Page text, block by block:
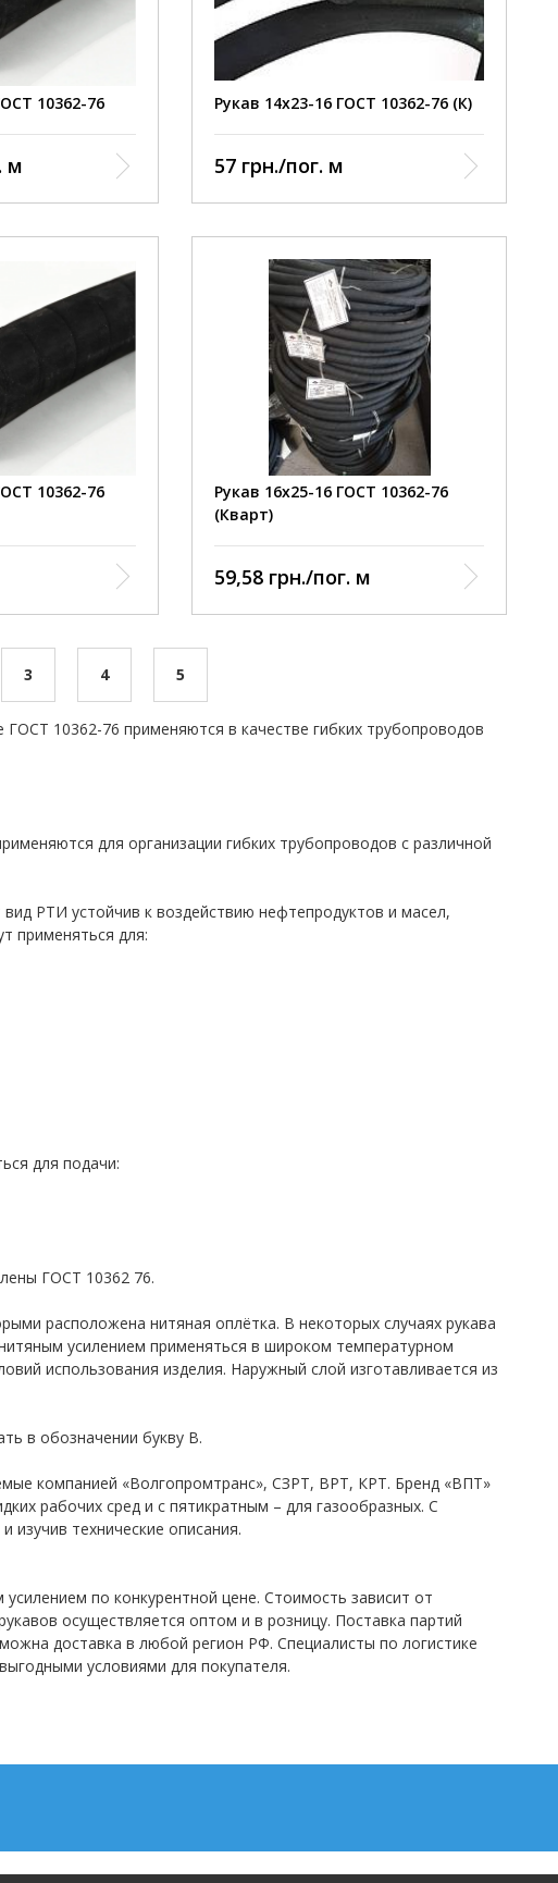
10362-76
м
Рукав 14х23-16 ГОСТ 10362-76 (К)
57 грн./пог. м
10362-76
Рукав 16х25-16 ГОСТ 10362-76
(Кварт)
59,58 грн./пог. м
3 4 5
10362-76 применяются в качестве гибких трубопроводов
для организации гибких трубопроводов с различной
РТИ устойчив к воздействию нефтепродуктов и масел,
применяться для:
для подачи:
ГОСТ 10362 76.
расположена нитяная оплётка. В некоторых случаях рукава
усилением применяться в широком температурном
использования изделия. Наружный слой изготавливается из
в обозначении букву В.
компанией «Волгопромтранс», СЗРТ, ВРТ, КРТ. Бренд «ВПТ»
рабочих сред и с пятикратным – для газообразных. С
технические описания.
по конкурентной цене. Стоимость зависит от
осуществляется оптом и в розницу. Поставка партий
доставка в любой регион РФ. Специалисты по логистике
условиями для покупателя.